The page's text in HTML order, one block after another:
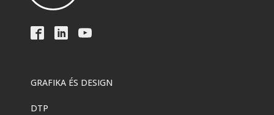
GRAFIKA ÉS DESIGN
DTP